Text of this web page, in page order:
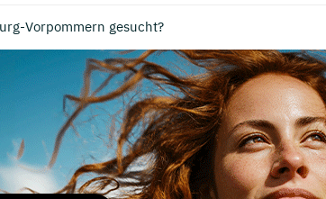
Vorpommern gesucht?